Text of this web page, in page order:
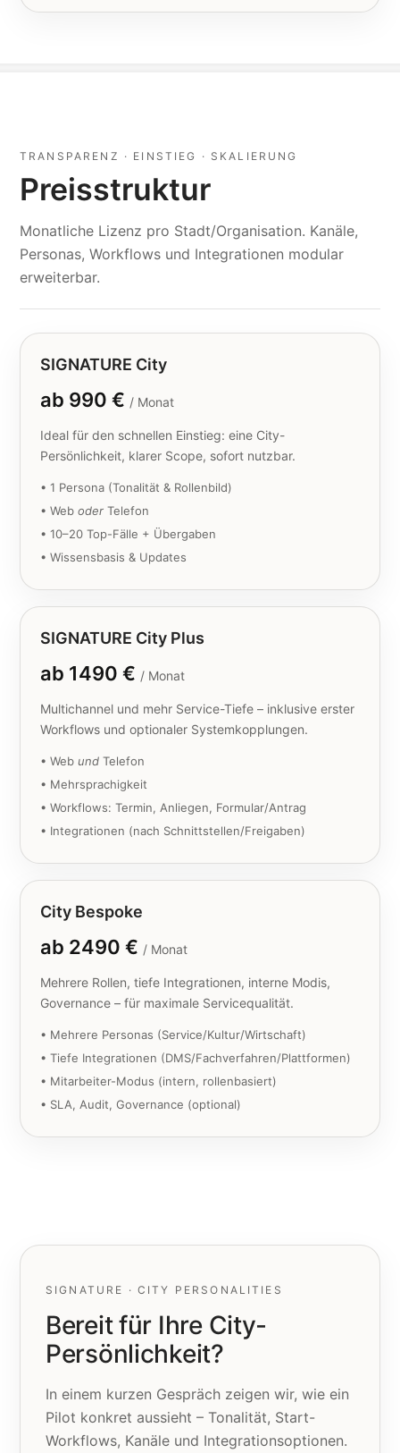
TRANSPARENZ · EINSTIEG · SKALIERUNG
Preisstruktur
Monatliche Lizenz pro Stadt/Organisation. Kanäle,
Personas, Workflows und Integrationen modular
erweiterbar.
SIGNATURE City
ab 990 € / Monat
Ideal für den schnellen Einstieg: eine City-
Persönlichkeit, klarer Scope, sofort nutzbar.
• 1 Persona (Tonalität & Rollenbild)
• Web oder Telefon
• 10–20 Top-Fälle + Übergaben
• Wissensbasis & Updates
SIGNATURE City Plus
ab 1490 € / Monat
Multichannel und mehr Service-Tiefe – inklusive erster
Workflows und optionaler Systemkopplungen.
• Web und Telefon
• Mehrsprachigkeit
• Workflows: Termin, Anliegen, Formular/Antrag
• Integrationen (nach Schnittstellen/Freigaben)
City Bespoke
ab 2490 € / Monat
Mehrere Rollen, tiefe Integrationen, interne Modis,
Governance – für maximale Servicequalität.
• Mehrere Personas (Service/Kultur/Wirtschaft)
• Tiefe Integrationen (DMS/Fachverfahren/Plattformen)
• Mitarbeiter-Modus (intern, rollenbasiert)
• SLA, Audit, Governance (optional)
SIGNATURE · CITY PERSONALITIES
Bereit für Ihre City-
Persönlichkeit?
In einem kurzen Gespräch zeigen wir, wie ein
Pilot konkret aussieht – Tonalität, Start-
Workflows, Kanäle und Integrationsoptionen.